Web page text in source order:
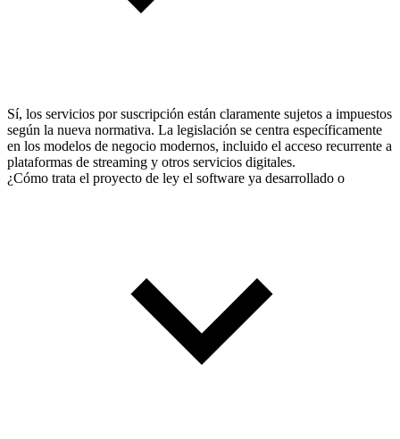
Sí, los servicios por suscripción están claramente sujetos a impuestos
según la nueva normativa. La legislación se centra específicamente
en los modelos de negocio modernos, incluido el acceso recurrente a
plataformas de streaming y otros servicios digitales.
¿Cómo trata el proyecto de ley el software ya desarrollado o